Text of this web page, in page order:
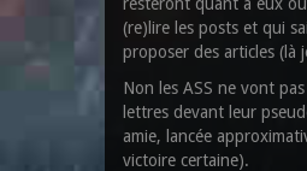
(re)lire les posts et qui
proposer des articles (là
Non les ASS ne vont
lettres devant leur
amie, lancée
victoire certaine).